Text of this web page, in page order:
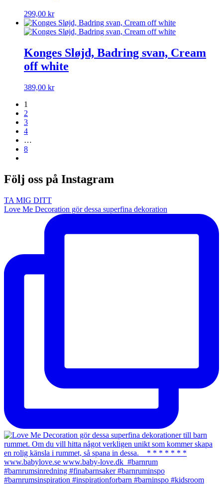
299,00 kr
Konges Sløjd, Badring svan, Cream
off white
389,00 kr
1
2
3
4
…
8
Följ oss på Instagram
TA MIG DITT
Love Me Decoration gör dessa superfina dekoration